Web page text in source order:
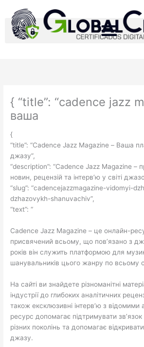
para
conteúdo
{ “title”: “cadence jazz
ваша
{
“title”: “Cadence Jazz Magazine – Ваша
джазу”,
“description”: “Cadence Jazz Magazine –
новин, рецензій та інтерв’ю у світі
“slug”: “cadencejazzmagazine-vidomyi-
dzhazovykh-shanuvachiv”,
“text”: “
Cadence Jazz Magazine – це онлайн-
присвячений всьому, що пов’язано з
років він служить платформою для
шанувальників цього жанру по всьому
На сайті ви знайдете різноманітні
індустрії до глибоких аналітичних
також ексклюзивні інтерв’ю з відомими
ресурс допомагає підтримувати
різних поколінь та допомагає відкривати
джазу.